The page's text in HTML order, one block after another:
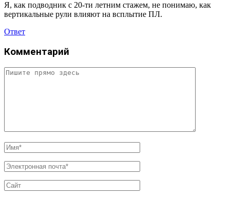
Я, как подводник с 20-ти летним стажем, не понимаю, как
вертикальные рули влияют на всплытие ПЛ.
Ответ
Комментарий